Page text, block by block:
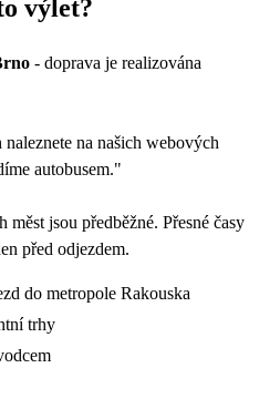
výlet?
- doprava je realizována
na našich webových
autobusem."
jsou předběžné. Přesné časy
před odjezdem.
do metropole Rakouska
trhy